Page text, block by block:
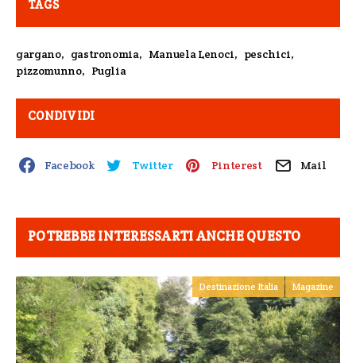
TAGS
gargano, gastronomia, Manuela Lenoci, peschici,
pizzomunno, Puglia
CONDIVIDI
Facebook Twitter Pinterest Mail
POTREBBE INTERESSARTI ANCHE QUESTO
Destinazione Italia Magazine